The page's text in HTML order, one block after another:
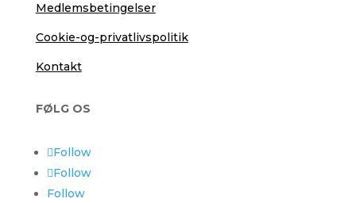
Medlemsbetingelser
Cookie-og-privatlivspolitik
Kontakt
FØLG OS
Follow
Follow
Follow